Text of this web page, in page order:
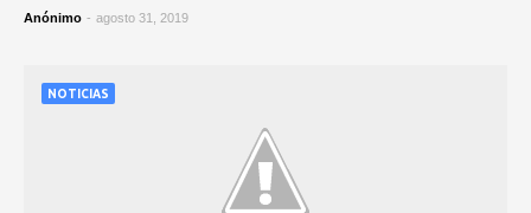
Anónimo - agosto 31, 2019
NOTICIAS